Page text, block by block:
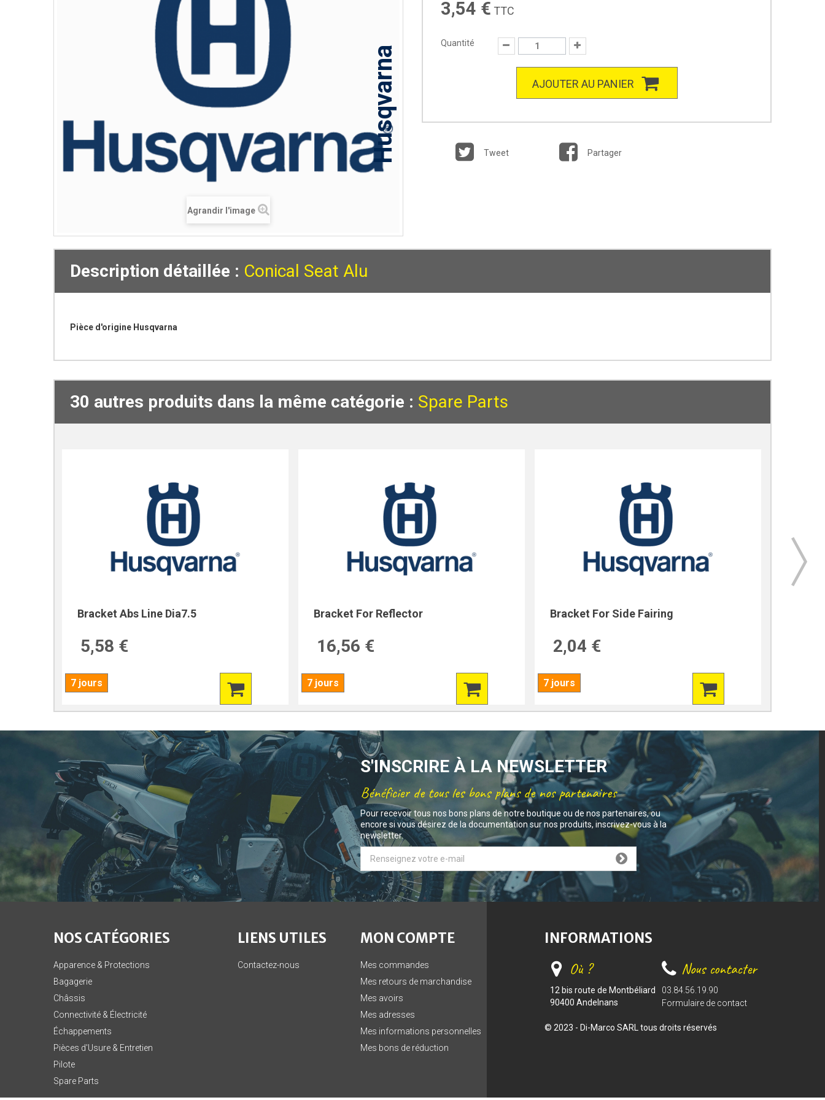
Agrandir l'image
Husqvarna
3,54 € TTC
Quantité
AJOUTER AU PANIER
Tweet Partager
Description détaillée : Conical Seat Alu
Pièce d'origine Husqvarna
30 autres produits dans la même catégorie : Spare Parts
Bracket Abs Line Dia7.5
5,58 €
7 jours
Bracket For Reflector
16,56 €
7 jours
Bracket For Side Fairing
2,04 €
7 jours
S'INSCRIRE À LA NEWSLETTER
Bénéficier de tous les bons plans de nos partenaires
Pour recevoir tous nos bons plans de notre boutique ou de nos partenaires, ou
encore si vous désirez de la documentation sur nos produits, inscrivez-vous à la
newsletter.
NOS CATÉGORIES
Apparence & Protections
Bagagerie
Châssis
Connectivité & Électricité
Échappements
Pièces d'Usure & Entretien
Pilote
Spare Parts
LIENS UTILES
Contactez-nous
MON COMPTE
Mes commandes
Mes retours de marchandise
Mes avoirs
Mes adresses
Mes informations personnelles
Mes bons de réduction
INFORMATIONS
Où ?
12 bis route de Montbéliard
90400 Andelnans
Nous contacter
03.84.56.19.90
Formulaire de contact
© 2023 - Di-Marco SARL tous droits réservés